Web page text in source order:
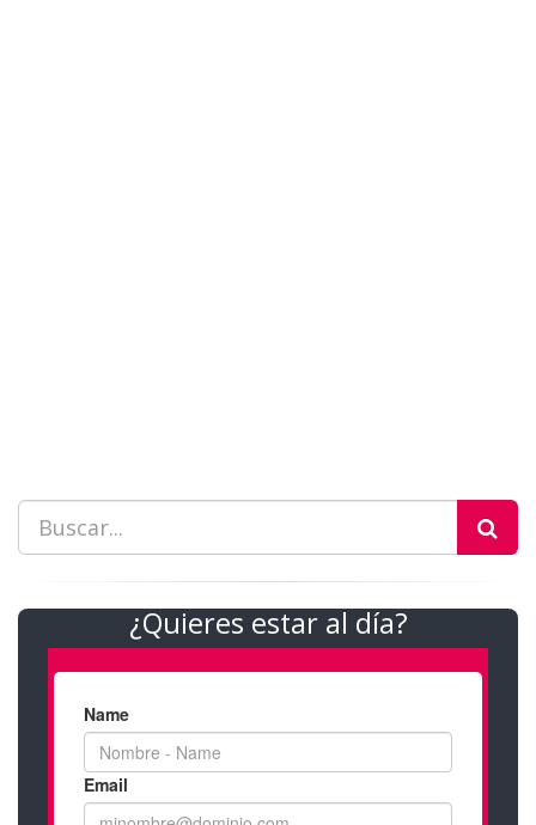
¿Quieres estar al día?